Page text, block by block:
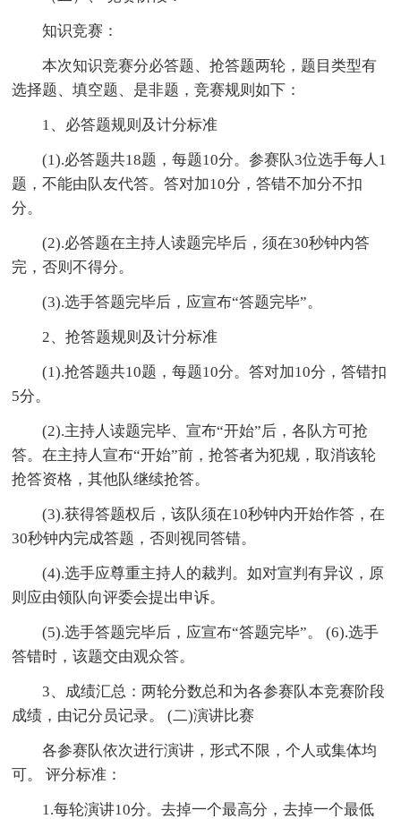
知识竞赛：
本次知识竞赛分必答题、抢答题两轮，题目类型有
选择题、填空题、是非题，竞赛规则如下：
1、必答题规则及计分标准
(1).必答题共18题，每题10分。参赛队3位选手每人1
题，不能由队友代答。答对加10分，答错不加分不扣
分。
(2).必答题在主持人读题完毕后，须在30秒钟内答
完，否则不得分。
(3).选手答题完毕后，应宣布“答题完毕”。
2、抢答题规则及计分标准
(1).抢答题共10题，每题10分。答对加10分，答错扣
5分。
(2).主持人读题完毕、宣布“开始”后，各队方可抢
答。在主持人宣布“开始”前，抢答者为犯规，取消该轮
抢答资格，其他队继续抢答。
(3).获得答题权后，该队须在10秒钟内开始作答，在
30秒钟内完成答题，否则视同答错。
(4).选手应尊重主持人的裁判。如对宣判有异议，原
则应由领队向评委会提出申诉。
(5).选手答题完毕后，应宣布“答题完毕”。 (6).选手
答错时，该题交由观众答。
3、成绩汇总：两轮分数总和为各参赛队本竞赛阶段
成绩，由记分员记录。 (二)演讲比赛
各参赛队依次进行演讲，形式不限，个人或集体均
可。 评分标准：
1.每轮演讲10分。去掉一个最高分，去掉一个最低